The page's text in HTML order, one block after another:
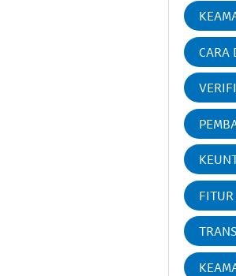
CARA
FITUR